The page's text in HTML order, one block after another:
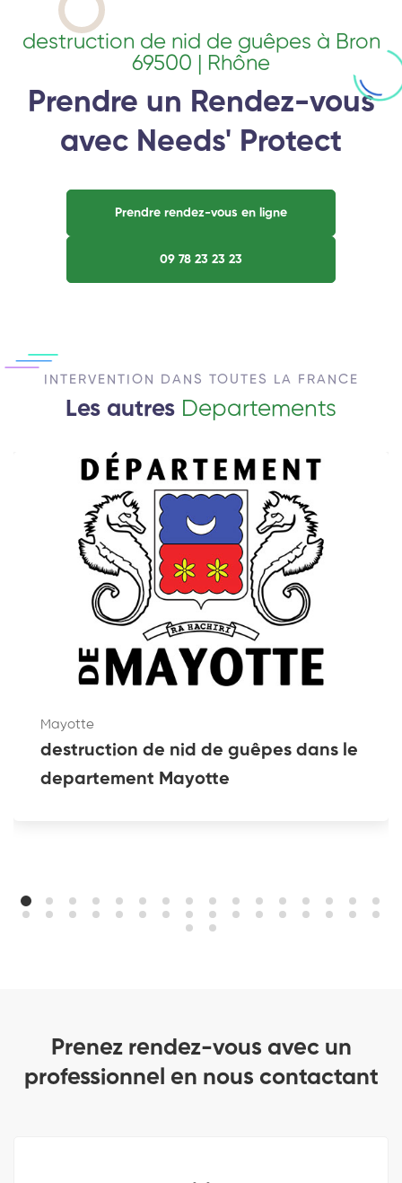
destruction de nid de guêpes à Bron
69500 | Rhône
Prendre un Rendez-vous
avec Needs' Protect
Prendre rendez-vous en ligne
09 78 23 23 23
INTERVENTION DANS TOUTES LA FRANCE
Les autres Departements
Mayotte
destruction de nid de guêpes dans le
departement Mayotte
Prenez rendez-vous avec un
professionnel en nous contactant